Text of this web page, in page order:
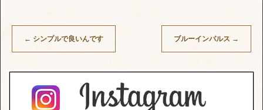
← シンプルで良いんです ブルーインパルス →